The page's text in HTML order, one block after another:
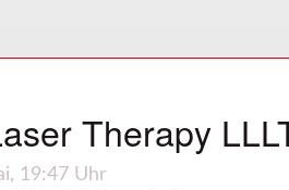
Therapy
19:47 Uhr